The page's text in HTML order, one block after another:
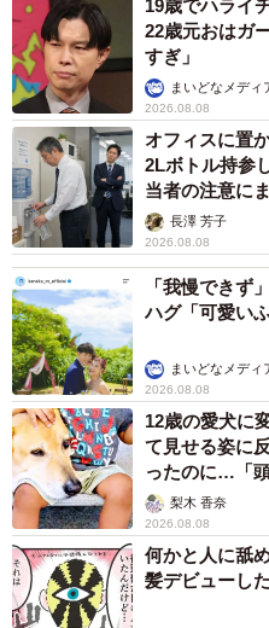
19歳でハライ
22歳元おはガ
すぎ」
まいどなメディ
2026.08.08
オフィスに置
2Lボトル持参
当者の注意に
説】長澤 芳子
2026.08.08
「我慢できず
ハグ「可愛い
まいどなメディ
2026.08.08
12歳の愛犬に
て見せる姿に
ったのに…「
「尊…」
梨木 香奈
2026.08.08
何かと人に舐
髪デビューし